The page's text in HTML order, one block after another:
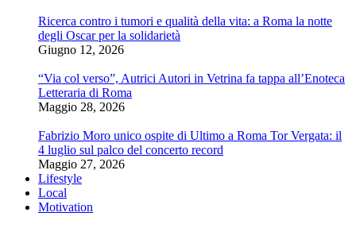
Ricerca contro i tumori e qualità della vita: a Roma la notte
degli Oscar per la solidarietà
Giugno 12, 2026
“Via col verso”, Autrici Autori in Vetrina fa tappa all’Enoteca
Letteraria di Roma
Maggio 28, 2026
Fabrizio Moro unico ospite di Ultimo a Roma Tor Vergata: il
4 luglio sul palco del concerto record
Maggio 27, 2026
Lifestyle
Local
Motivation